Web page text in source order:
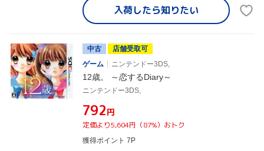
入荷したら知りたい
中古
店舗受取可
ゲーム
ニンテンドー3DS,
12歳。 ～恋するDiary～
ニンテンドー3DS,
¥792円
定価より5,604円（87%）おトク
獲得ポイント 7P